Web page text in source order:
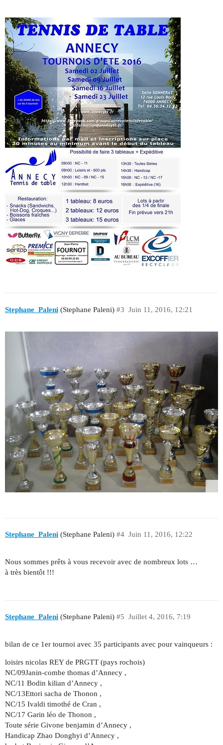
Stephane_Paleni (Stephane Paleni) Juin 11, 2016, 12:21
#3
Stephane_Paleni (Stephane Paleni) Juin 11, 2016, 12:22
#4
Nous sommes prêts à vous recevoir avec de nombreux lots …
à très bientôt !!!
Stephane_Paleni (Stephane Paleni) Juillet 4, 2016, 7:19
#5
bilan de ce 1er tournoi avec 35 participants avec pour vainqueurs :
loisirs nicolas REY de PRGTT (pays rochois)
NC/09Janin-combe thomas d’Annecy ,
NC/11 Bodin kilian d’Annecy ,
NC/13Ettori sacha de Thonon ,
NC/15 Ivaldi timothé de Cran ,
NC/17 Garin léo de Thonon ,
Toute série Givone benjamin d’Annecy ,
Handicap Zhao Donghyi d’Annecy ,